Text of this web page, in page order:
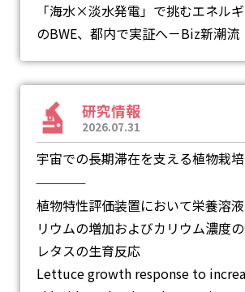
「海水×淡水発電」で挑むエネル
のBWE、都内で実証へ－Biz新潮流
研究情報
2026.07.31
宇宙での長期滞在を支える植物栽
―
植物特性評価装置において栄養溶
リウムの増加およびカリウム濃度
レタスの生育反応
Lettuce growth response to